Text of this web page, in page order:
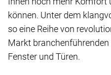
können. Unter dem
so eine Reihe von
Markt
Fenster und Türen.